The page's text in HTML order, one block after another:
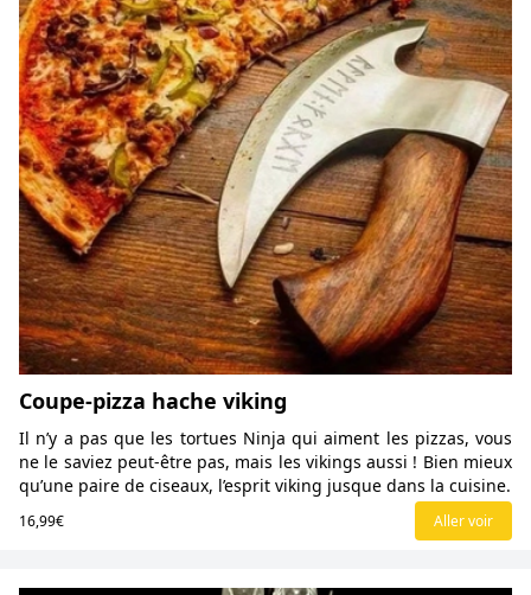
Coupe-pizza hache viking
Il n’y a pas que les tortues Ninja qui aiment les pizzas, vous
ne le saviez peut-être pas, mais les vikings aussi ! Bien mieux
qu’une paire de ciseaux, l’esprit viking jusque dans la cuisine.
16,99€ Aller voir